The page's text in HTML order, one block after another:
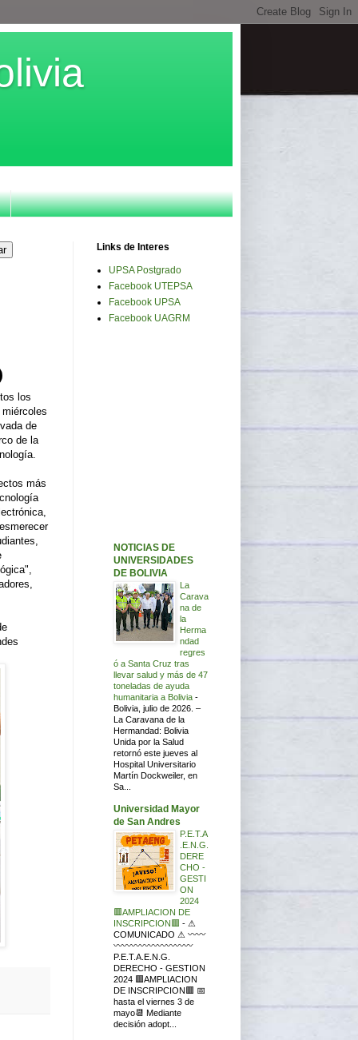
los
de
de la
más
Links de Interes
UPSA Postgrado
Facebook UTEPSA
Facebook UPSA
Facebook UAGRM
NOTICIAS DE
UNIVERSIDADES
DE BOLIVIA
La
Carava
na de
la
Herma
ndad
regres
ó a Santa Cruz tras
llevar salud y más de 47
toneladas de ayuda
humanitaria a Bolivia -
Bolivia, julio de 2026. –
La Caravana de la
Hermandad: Bolivia
Unida por la Salud
retornó este jueves al
Hospital Universitario
Martín Dockweiler, en
Sa...
Universidad Mayor
de San Andres
P.E.T.A
.E.N.G.
DERE
CHO -
GESTI
ON
2024
🟥AMPLIACION DE
INSCRIPCION🟥 - ⚠
COMUNICADO ⚠ 〰〰
〰〰〰〰〰〰〰〰〰
P.E.T.A.E.N.G.
DERECHO - GESTION
2024 🟥AMPLIACION
DE INSCRIPCION🟥 📅
hasta el viernes 3 de
mayo📆 Mediante
decisión adopt...